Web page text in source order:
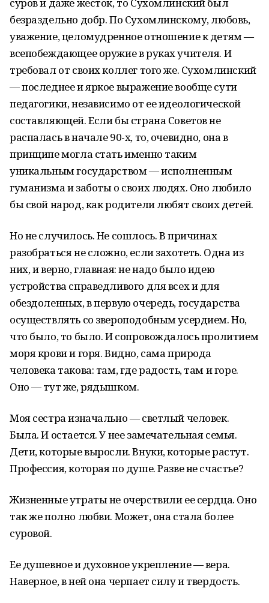
безраздельно добр. По Сухомлинскому, любовь,
уважение, целомудренное отношение к детям —
всепобеждающее оружие в руках учителя. И
требовал от своих коллег того же. Сухомлинский
— последнее и яркое выражение вообще сути
педагогики, независимо от ее идеологической
составляющей. Если бы страна Советов не
распалась в начале 90-х, то, очевидно, она в
принципе могла стать именно таким
уникальным государством — исполненным
гуманизма и заботы о своих людях. Оно любило
бы свой народ, как родители любят своих детей.
Но не случилось. Не сошлось. В причинах
разобраться не сложно, если захотеть. Одна из
них, и верно, главная: не надо было идею
устройства справедливого для всех и для
обездоленных, в первую очередь, государства
осуществлять со звероподобным усердием. Но,
что было, то было. И сопровождалось пролитием
моря крови и горя. Видно, сама природа
человека такова: там, где радость, там и горе.
Оно — тут же, рядышком.
Моя сестра изначально — светлый человек.
Была. И остается. У нее замечательная семья.
Дети, которые выросли. Внуки, которые растут.
Профессия, которая по душе. Разве не счастье?
Жизненные утраты не очерствили ее сердца. Оно
так же полно любви. Может, она стала более
суровой.
Ее душевное и духовное укрепление — вера.
Наверное, в ней она черпает силу и твердость.